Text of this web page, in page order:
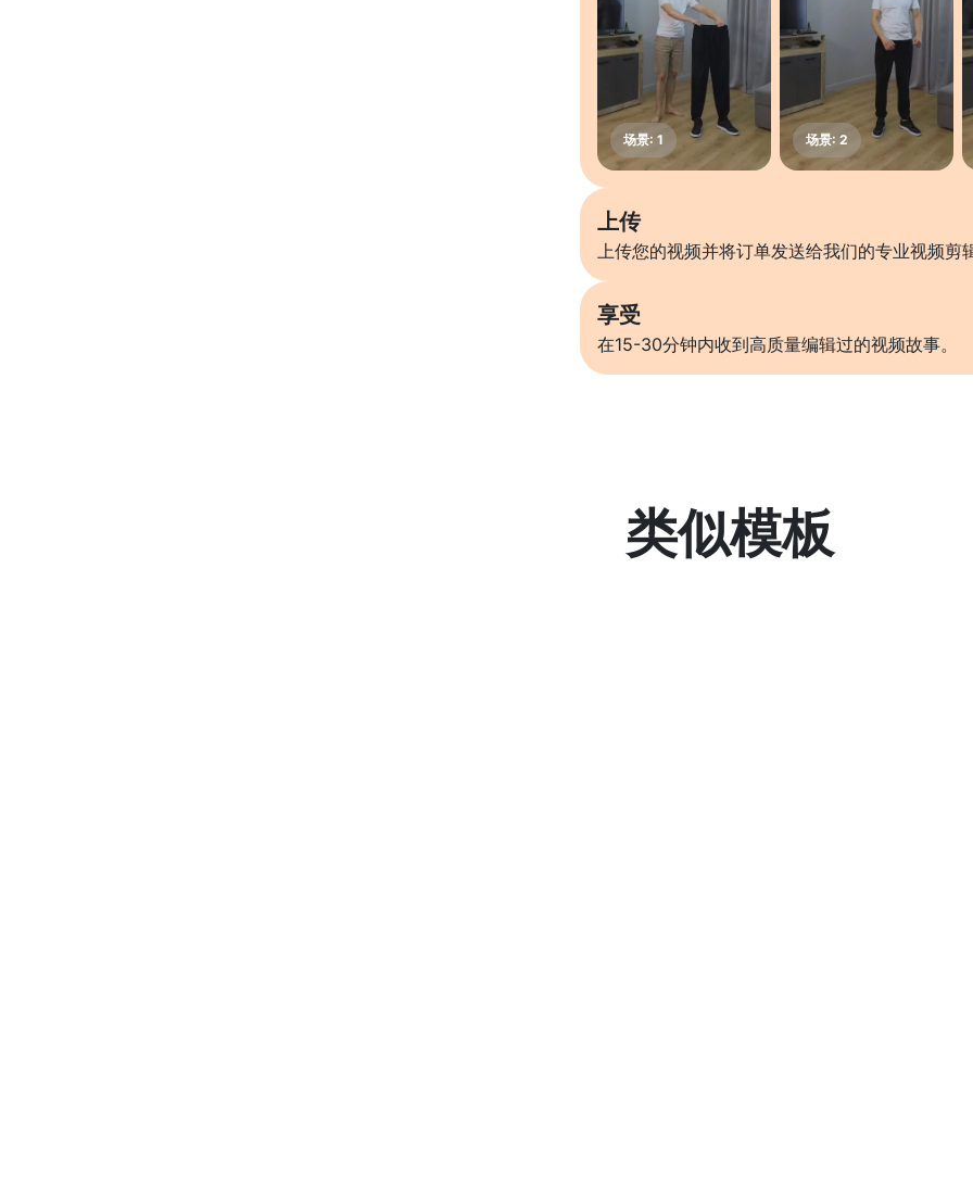
上传
上传您的视频并将订单发送给我们的专业视频剪
享受
在15-30分钟内收到高质量编辑过的视频故事。
类似模板